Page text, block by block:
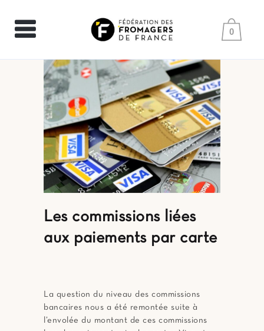
0
Les commissions liées
aux paiements par carte
La question du niveau des commissions
bancaires nous a été remontée suite à
l’envolée du montant de ces commissions